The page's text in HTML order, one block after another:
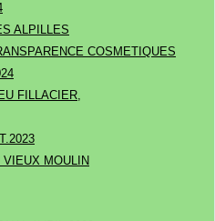
ALPILLES
COSMETIQUES
FILLACIER,
MOULIN